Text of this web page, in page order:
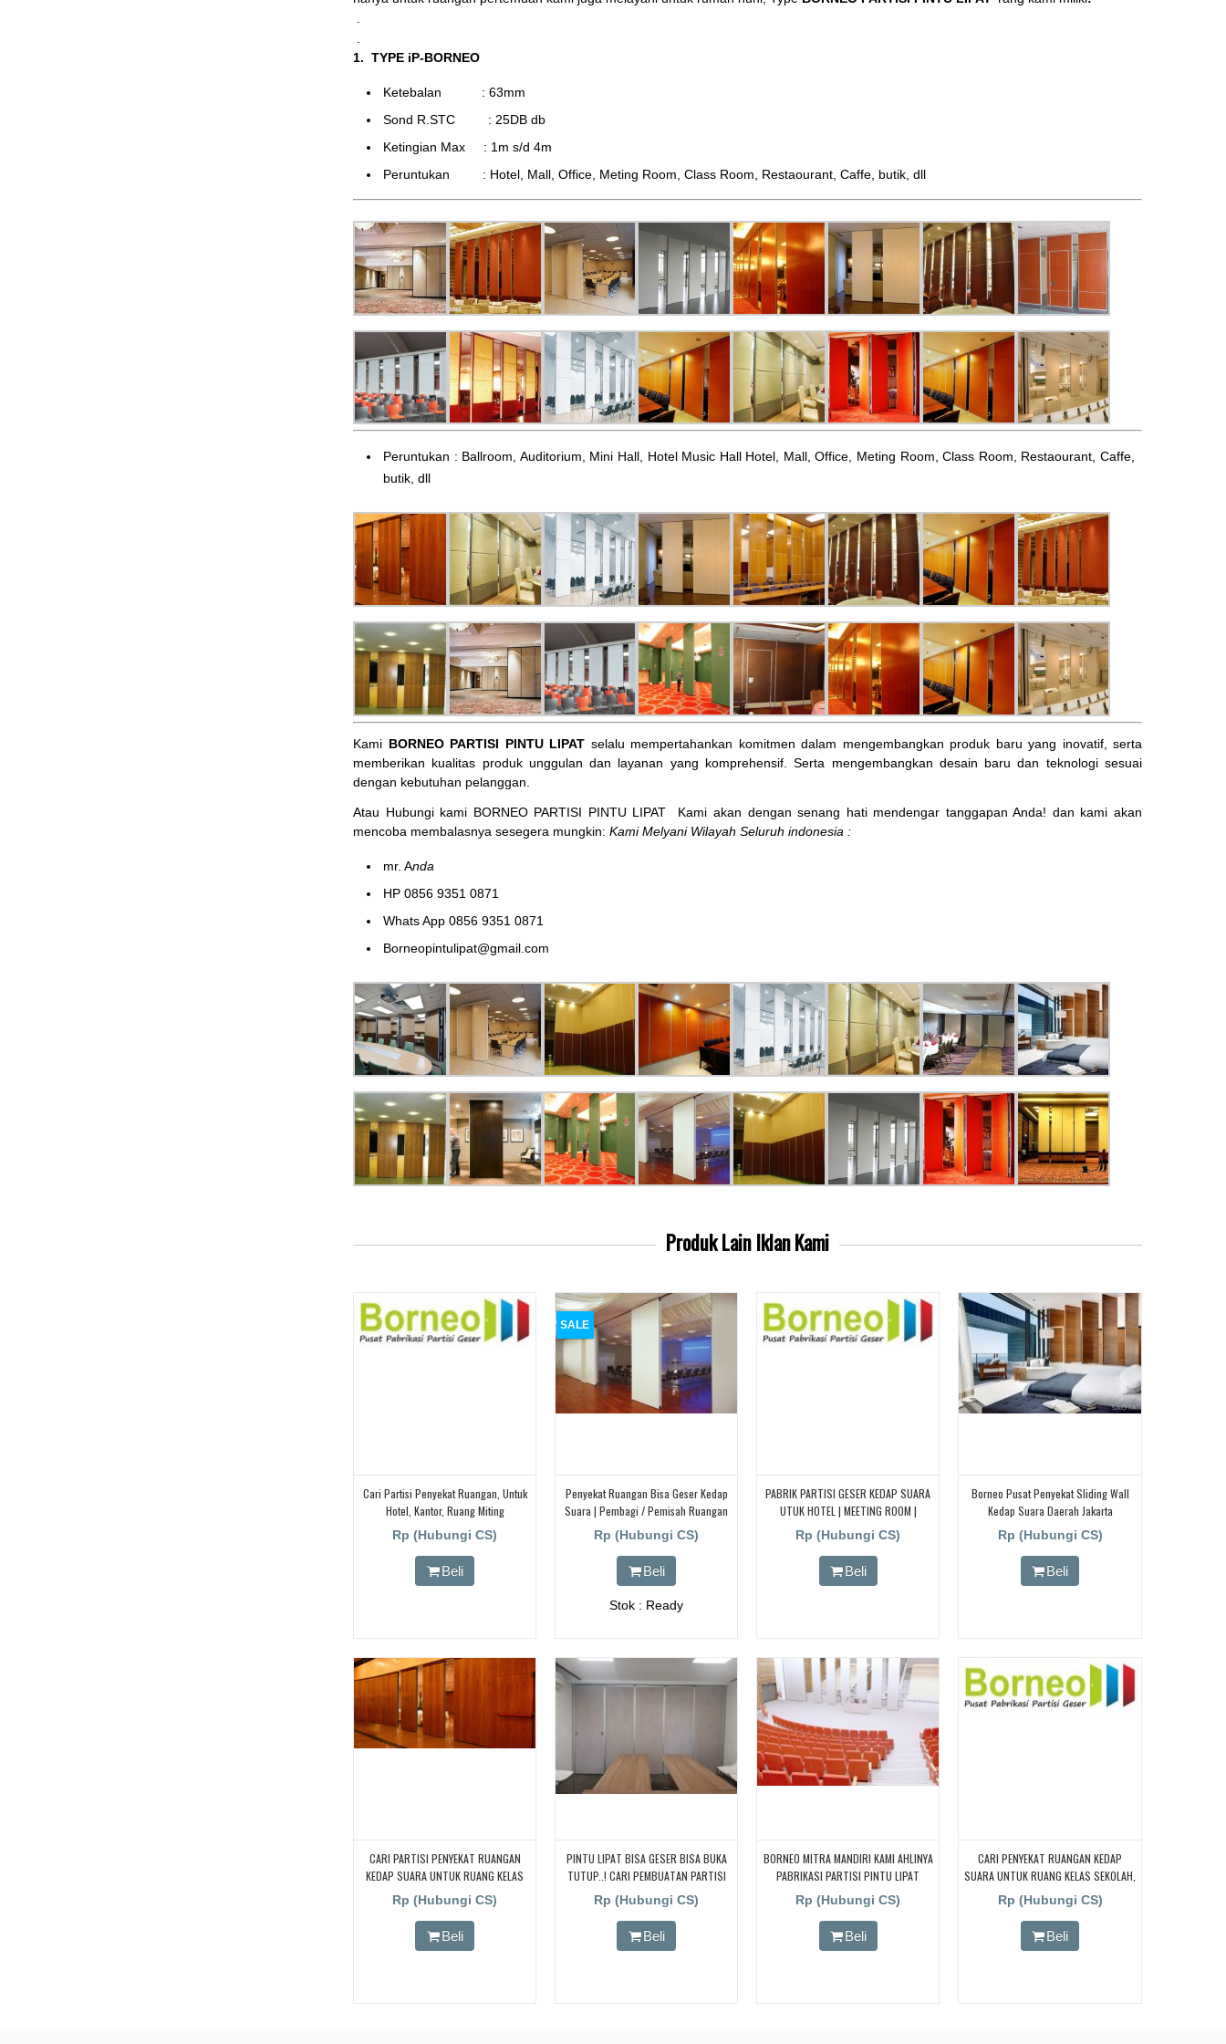
1. TYPE iP-BORNEO
Ketebalan : 63mm
Sond R.STC : 25DB db
Ketingian Max : 1m s/d 4m
Peruntukan : Hotel, Mall, Office, Meting Room, Class Room, Restaourant, Caffe, butik, dll
Peruntukan : Ballroom, Auditorium, Mini Hall, Hotel Music Hall Hotel, Mall, Office, Meting Room, Class Room, Restaourant, Caffe,
butik, dll
Kami BORNEO PARTISI PINTU LIPAT selalu mempertahankan komitmen dalam mengembangkan produk baru yang inovatif, serta
memberikan kualitas produk unggulan dan layanan yang komprehensif. Serta mengembangkan desain baru dan teknologi sesuai
dengan kebutuhan pelanggan.
Atau Hubungi kami BORNEO PARTISI PINTU LIPAT
Kami akan dengan senang hati mendengar tanggapan Anda! dan kami akan
mencoba membalasnya sesegera mungkin: Kami Melyani Wilayah Seluruh indonesia :
mr. Anda
HP 0856 9351 0871
Whats App 0856 9351 0871
Borneopintulipat@gmail.com
Produk LainIklan Kami
Cari Partisi Penyekat Ruangan, Untuk
Hotel, Kantor, Ruang Miting
Rp (Hubungi CS)
Beli
SALE
Penyekat Ruangan Bisa Geser Kedap
Suara | Pembagi / Pemisah Ruangan
Bisa Geser UNTUK HOTEL | UNTUK
RUANG KELAS KAMPUS | KELAS
SEKOLAH Di BANDUNG, JAKARTA,
BEKASI, TANGERANG
Rp (Hubungi CS)
Beli
Stok : Ready
PABRIK PARTISI GESER KEDAP SUARA
UTUK HOTEL | MEETING ROOM |
BALLROOM
Rp (Hubungi CS)
Beli
Borneo Pusat Penyekat Sliding Wall
Kedap Suara Daerah Jakarta
Rp (Hubungi CS)
Beli
CARI PARTISI PENYEKAT RUANGAN
KEDAP SUARA UNTUK RUANG KELAS
KAMPUS, CARI PARTISI PENYEKAT
RUANGAN KEDAP SUARA UNTUK
RUANG KELAS KAMPUS, CARI PARTISI
PENYEKAT RUANGAN KEDAP SUARA
Rp (Hubungi CS)
Beli
PINTU LIPAT BISA GESER BISA BUKA
TUTUP..! CARI PEMBUATAN PARTISI
PINTU LIPAT Di JAKARTA, BANDUNG,
BEKASI, DJOGJA, YOGYAKARTA
TANGERANG, BOGOR,. BORNEO PABRIK
PARTISI PINTU LIPAT, Pintu Lipat
Rp (Hubungi CS)
Beli
BORNEO MITRA MANDIRI KAMI AHLINYA
PABRIKASI PARTISI PINTU LIPAT
REDAM SUARA UNTUK RUANG KELAS
Rp (Hubungi CS)
Beli
CARI PENYEKAT RUANGAN KEDAP
SUARA UNTUK RUANG KELAS SEKOLAH,
CARI PENYEKAT RUANGAN KEDAP
SUARA UNTUK RUANG KELAS SEKOLAH,
CARI PENYEKAT RUANGAN KEDAP
SUARA UNTUK RUANG KELAS SEKOLAH,
Rp (Hubungi CS)
Beli